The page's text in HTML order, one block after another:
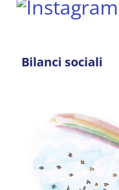
Bilanci sociali